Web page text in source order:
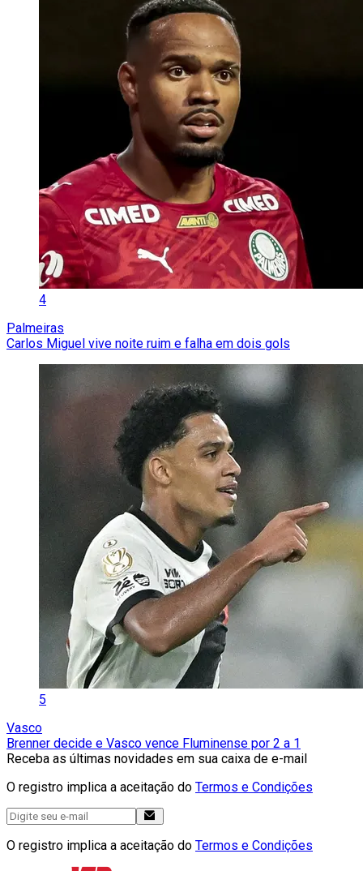
4
Palmeiras
Carlos Miguel vive noite ruim e falha em dois gols
5
Vasco
Brenner decide e Vasco vence Fluminense por 2 a 1
Receba as últimas novidades em sua caixa de e-mail
O registro implica a aceitação do Termos e Condições
O registro implica a aceitação do Termos e Condições